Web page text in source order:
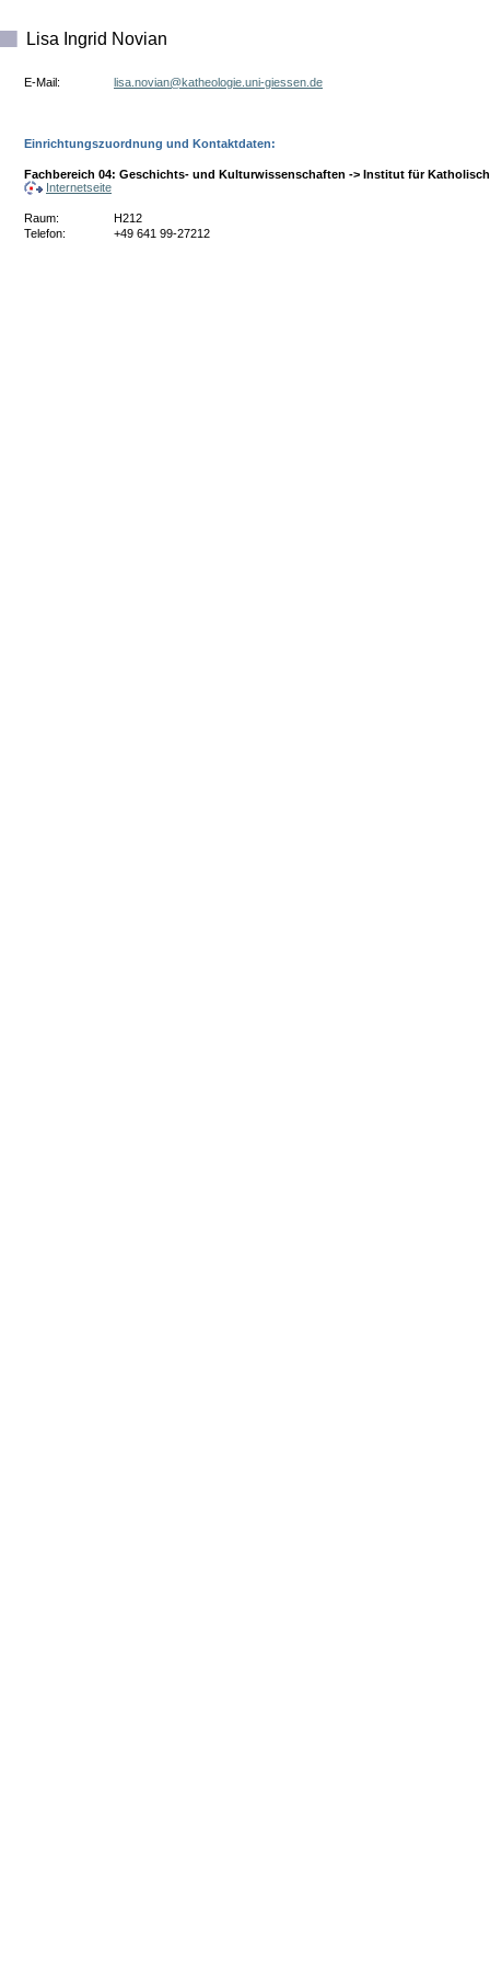
Lisa Ingrid Novian
E-Mail: ed.nesseig-inu.eigoloehtak@naivon.asil
Einrichtungszuordnung und Kontaktdaten:
Fachbereich 04: Geschichts- und Kulturwissenschaften -> Institut für
Internetseite
Raum:
H212
Telefon:
+49 641 99-27212